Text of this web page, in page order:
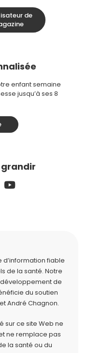
de
enfant semaine
jusqu’à ses 8
grandir
fiable
de la santé. Notre
de
du soutien
André Chagnon.
sur ce site Web ne
ne remplace pas
la santé ou du